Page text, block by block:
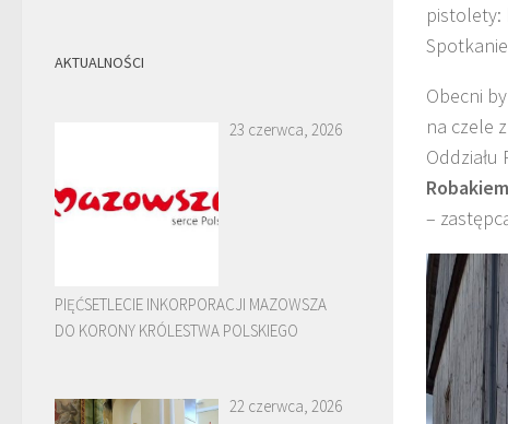
pistolety:
Obecni
na czele
Oddziału
Robakiem
–
AKTUALNOŚCI
23 czerwca, 2026
PIĘĆSETLECIE INKORPORACJI MAZOWSZA
DO KORONY KRÓLESTWA POLSKIEGO
22 czerwca, 2026